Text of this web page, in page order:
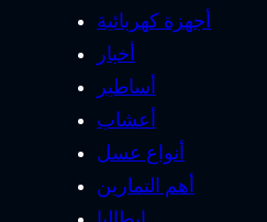
أجهزة كهربائية
أخبار
أساطير
أعشاب
أنواع عسل
أهم التمارين